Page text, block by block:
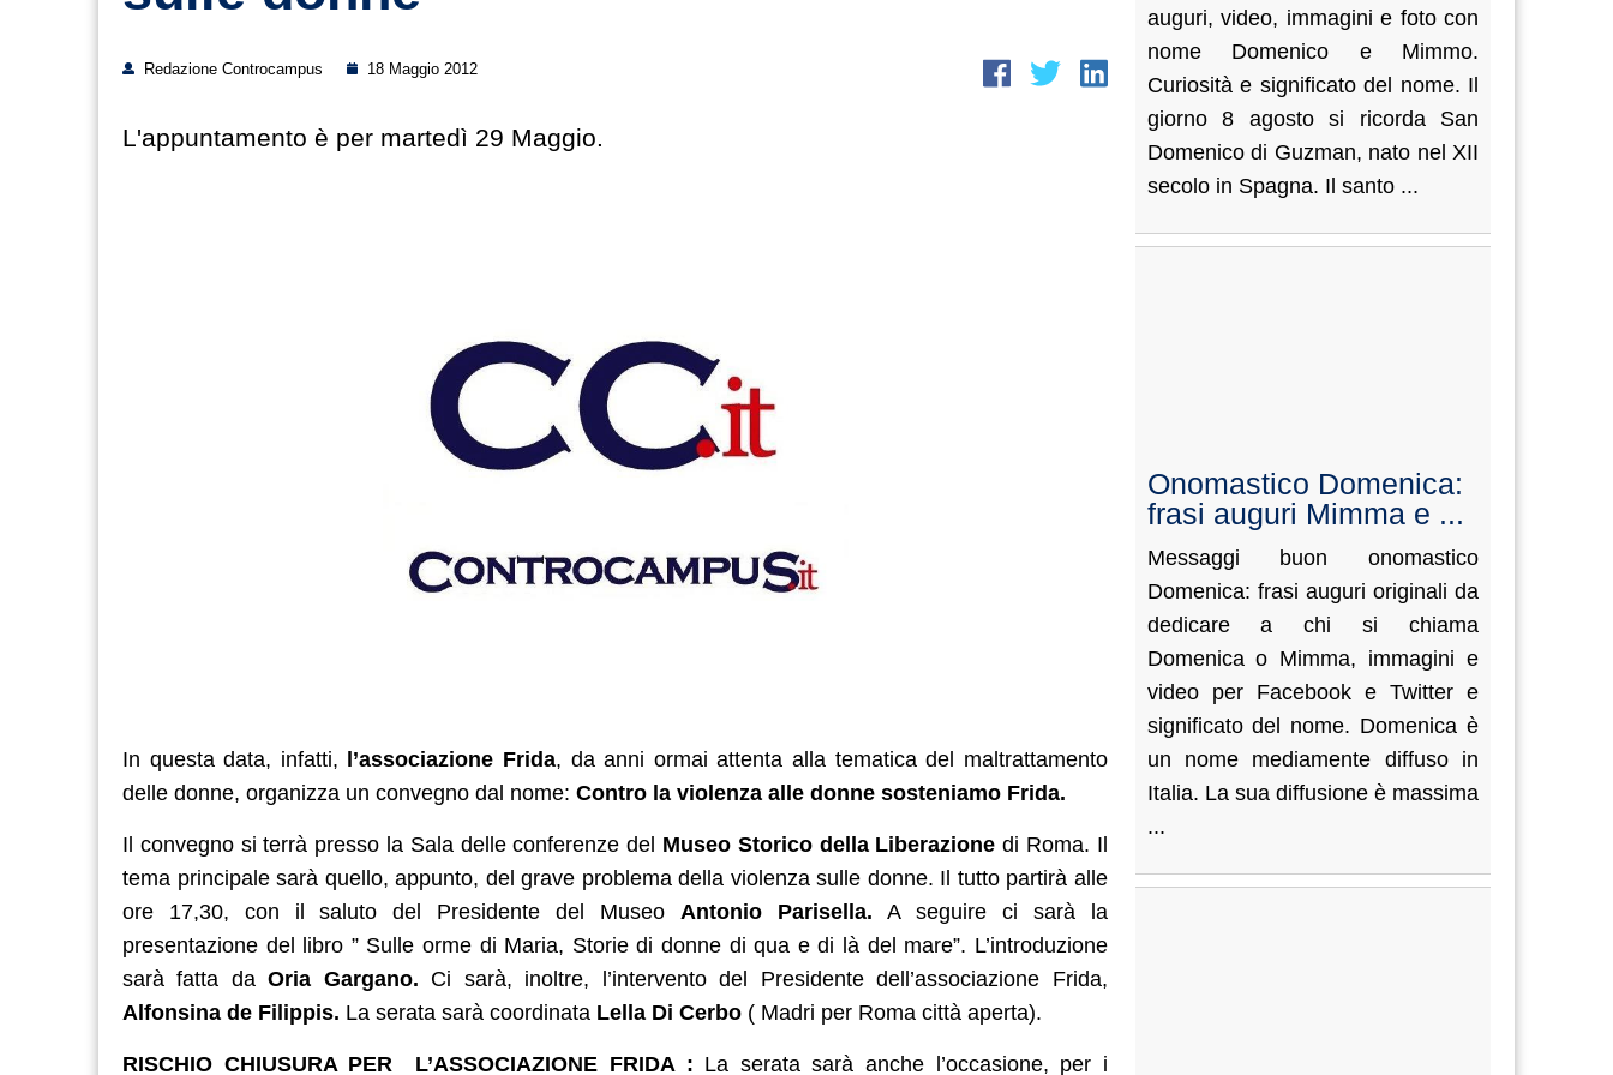
Redazione Controcampus 18 Maggio 2012
L'appuntamento è per martedì 29 Maggio.
In questa data, infatti, l’associazione Frida, da anni ormai attenta alla tematica del maltrattamento
delle donne, organizza un convegno dal nome: Contro la violenza alle donne sosteniamo Frida.
Il convegno si terrà presso la Sala delle conferenze del Museo Storico della Liberazione di Roma. Il
tema principale sarà quello, appunto, del grave problema della violenza sulle donne. Il tutto partirà alle
ore 17,30, con il saluto del Presidente del Museo Antonio Parisella.A seguire ci sarà la
presentazione del libro ” Sulle orme di Maria, Storie di donne di qua e di là del mare”. L’introduzione
sarà fatta daOria Gargano. Ci sarà, inoltre, l’intervento del Presidente dell’associazione Frida,
Alfonsina de Filippis. La serata sarà coordinata Lella Di Cerbo ( Madri per Roma città aperta).
RISCHIO CHIUSURA PER L’ASSOCIAZIONE FRIDA : La serata sarà anche l’occasione, per i
auguri, video, immagini e foto con
nome Domenico e Mimmo.
Curiosità e significato del nome. Il
giorno 8 agosto si ricorda San
Domenico di Guzman, nato nel XII
secolo in Spagna. Il santo ...
Onomastico Domenica:
frasi auguri Mimma e ...
Messaggi buon onomastico
Domenica: frasi auguri originali da
dedicare a chi si chiama
Domenica o Mimma, immagini e
video per Facebook e Twitter e
significato del nome. Domenica è
un nome mediamente diffuso in
Italia. La sua diffusione è massima
...